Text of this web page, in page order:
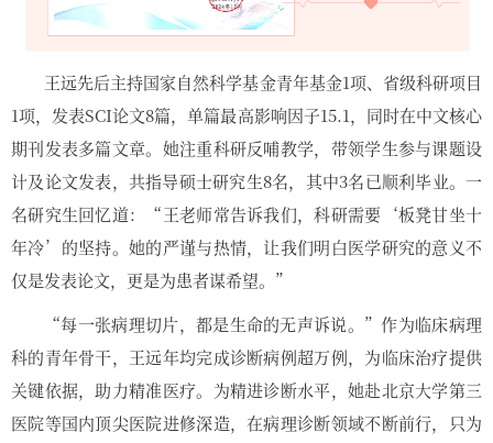
王远先后主持国家自然科学基金青年基金1项、省级科研项目
1项，发表SCI论文8篇，单篇最高影响因子15.1，同时在中文核心
期刊发表多篇文章。她注重科研反哺教学，带领学生参与课题设
计及论文发表，共指导硕士研究生8名，其中3名已顺利毕业。一
名研究生回忆道：“王老师常告诉我们，科研需要‘板凳甘坐十
年冷’的坚持。她的严谨与热情，让我们明白医学研究的意义不
仅是发表论文，更是为患者谋希望。”
“每一张病理切片，都是生命的无声诉说。”作为临床病理
科的青年骨干，王远年均完成诊断病例超万例，为临床治疗提供
关键依据，助力精准医疗。为精进诊断水平，她赴北京大学第三
医院等国内顶尖医院进修深造，在病理诊断领域不断前行，只为